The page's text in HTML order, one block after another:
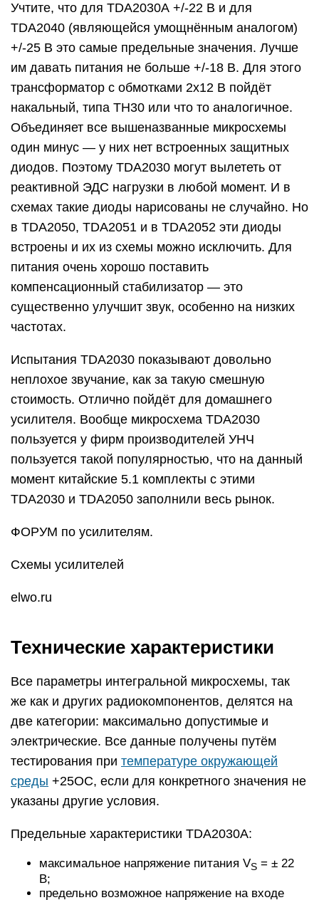
Учтите, что для TDA2030А +/-22 В и для
TDA2040 (являющейся умощнённым аналогом)
+/-25 В это самые предельные значения. Лучше
им давать питания не больше +/-18 В. Для этого
трансформатор с обмотками 2х12 В пойдёт
накальный, типа ТН30 или что то аналогичное.
Объединяет все вышеназванные микросхемы
один минус — у них нет встроенных защитных
диодов. Поэтому TDA2030 могут вылететь от
реактивной ЭДС нагрузки в любой момент. И в
схемах такие диоды нарисованы не случайно. Но
в TDA2050, TDA2051 и в TDA2052 эти диоды
встроены и их из схемы можно исключить. Для
питания очень хорошо поставить
компенсационный стабилизатор — это
существенно улучшит звук, особенно на низких
частотах.
Испытания TDA2030 показывают довольно
неплохое звучание, как за такую смешную
стоимость. Отлично пойдёт для домашнего
усилителя. Вообще микросхема TDA2030
пользуется у фирм производителей УНЧ
пользуется такой популярностью, что на данный
момент китайские 5.1 комплекты с этими
TDA2030 и TDA2050 заполнили весь рынок.
ФОРУМ по усилителям.
Схемы усилителей
elwo.ru
Технические характеристики
Все параметры интегральной микросхемы, так
же как и других радиокомпонентов, делятся на
две категории: максимально допустимые и
электрические. Все данные получены путём
тестирования при температуре окружающей
среды +25ОС, если для конкретного значения не
указаны другие условия.
Предельные характеристики TDA2030A:
максимальное напряжение питания VS = ± 22
В;
предельно возможное напряжение на входе